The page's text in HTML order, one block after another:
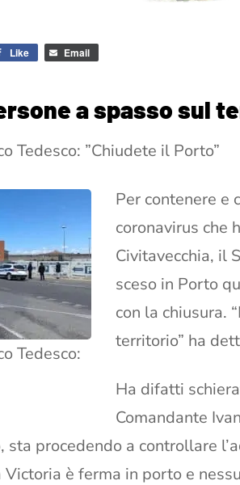
Like Email
a spasso sul
Tedesco: ”Chiudete il Porto”
Tedesco:
Per contenere e
coronavirus che
Civitavecchia, il
sceso in Porto
con la chiusura.
territorio” ha
Ha difatti
Comandante
sta procedendo a controllare
Victoria è ferma in porto e